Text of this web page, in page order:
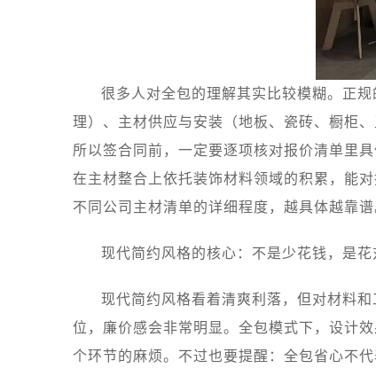
很多人对全包的理解其实比较模糊。正
理）、主材供应与安装（地板、瓷砖、橱柜
所以签合同前，一定要逐项核对报价清单里
在主材整合上依托装饰材料领域的积累，能
不同公司主材清单的详细程度，越具体越靠谱
现代简约风格的核心：不是少花钱，是花
现代简约风格看着清爽利落，但对材料
位，廉价感会非常明显。全包模式下，设计
个环节的麻烦。不过也要提醒：全包省心不